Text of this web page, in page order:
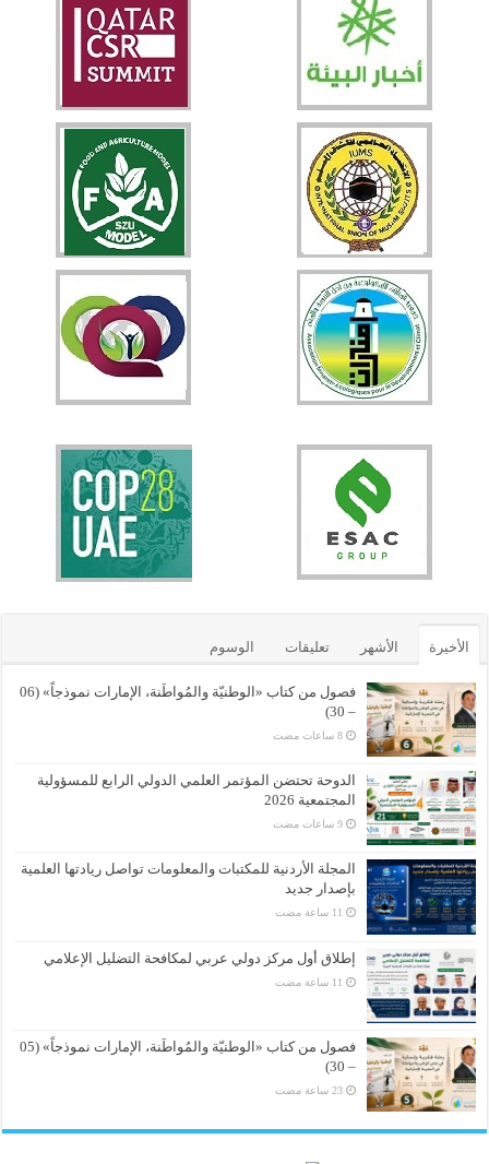
الأخيرة الأشهر تعليقات الوسوم
فصول من كتاب «الوطنيّة والمُواطَنة، الإمارات نموذجاً» (06
– 30)
الدوحة تحتضن المؤتمر العلمي الدولي الرابع للمسؤولية
المجتمعية 2026
المجلة الأردنية للمكتبات والمعلومات تواصل ريادتها العلمية
بإصدار جديد
إطلاق أول مركز دولي عربي لمكافحة التضليل الإعلامي
فصول من كتاب «الوطنيّة والمُواطَنة، الإمارات نموذجاً» (05
– 30)